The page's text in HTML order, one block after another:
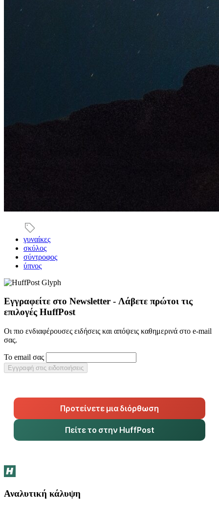
γυναίκες
σκύλος
σύντροφος
ύπνος
Εγγραφείτε στο Newsletter - Λάβετε πρώτοι τις
επιλογές HuffPost
Οι πιο ενδιαφέρουσες ειδήσεις και απόψεις καθημερινά στο e-mail
σας.
Το email σας
Εγγραφή στις ειδοποιήσεις
Προτείνετε μια διόρθωση
Πείτε το στην HuffPost
Αναλυτική κάλυψη